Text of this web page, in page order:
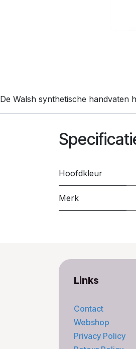
De Walsh synthetische handvaten
Hoofdkleur
Merk
Links
Contact
Webshop
Privacy Policy